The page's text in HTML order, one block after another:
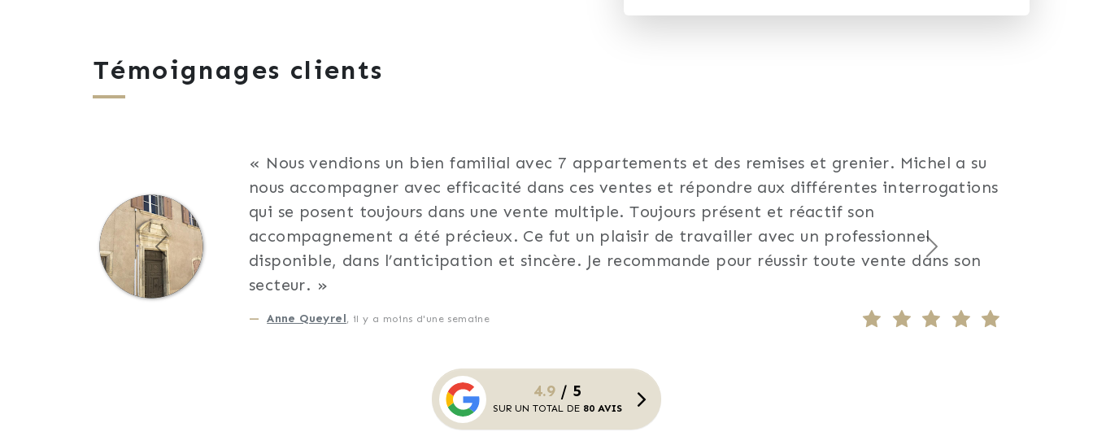
Témoignages clients
Nous vendions un bien familial avec 7 appartements et des remises et grenier. Michel a su
nous accompagner avec efficacité dans ces ventes et répondre aux différentes interrogations
qui se posent toujours dans une vente multiple. Toujours présent et réactif son
accompagnement a été précieux. Ce fut un plaisir de travailler avec un professionnel
disponible, dans l’anticipation et sincère. Je recommande pour réussir toute vente dans son
secteur.
Anne Queyrel, il y a moins d'une semaine
Précédent Suivant
4.9/ 5
SUR UN TOTAL DE 80 AVIS